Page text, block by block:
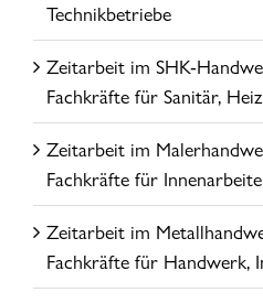
Technikbetriebe
Zeitarbeit im SHK-
Fachkräfte für Sanitär,
Zeitarbeit im
Fachkräfte für
Zeitarbeit im
Fachkräfte für Handwerk,